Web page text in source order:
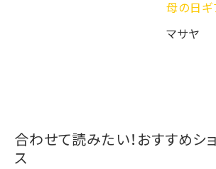
母の日ギ
マサヤ
合わせて読みたい！おすすめシ
ス